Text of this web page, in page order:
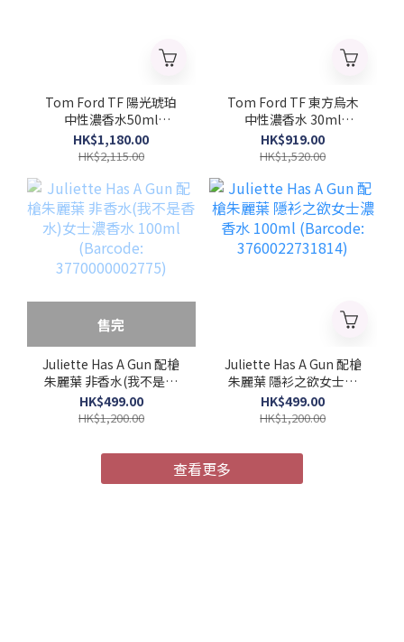
Tom Ford TF 陽光琥珀
中性濃香水50ml
(Barcode:
888066048958)
HK$1,180.00
HK$2,115.00
Tom Ford TF 東方烏木
中性濃香水 30ml
(Barcode:
888066050685)
HK$919.00
HK$1,520.00
售完
Juliette Has A Gun 配槍
朱麗葉 非香水(我不是香
水)女士濃香水 100ml
(Barcode:
HK$499.00
HK$1,200.00
Juliette Has A Gun 配槍
朱麗葉 隱衫之欲女士濃
香水 100ml (Barcode:
3760022731814)
HK$499.00
HK$1,200.00
查看更多